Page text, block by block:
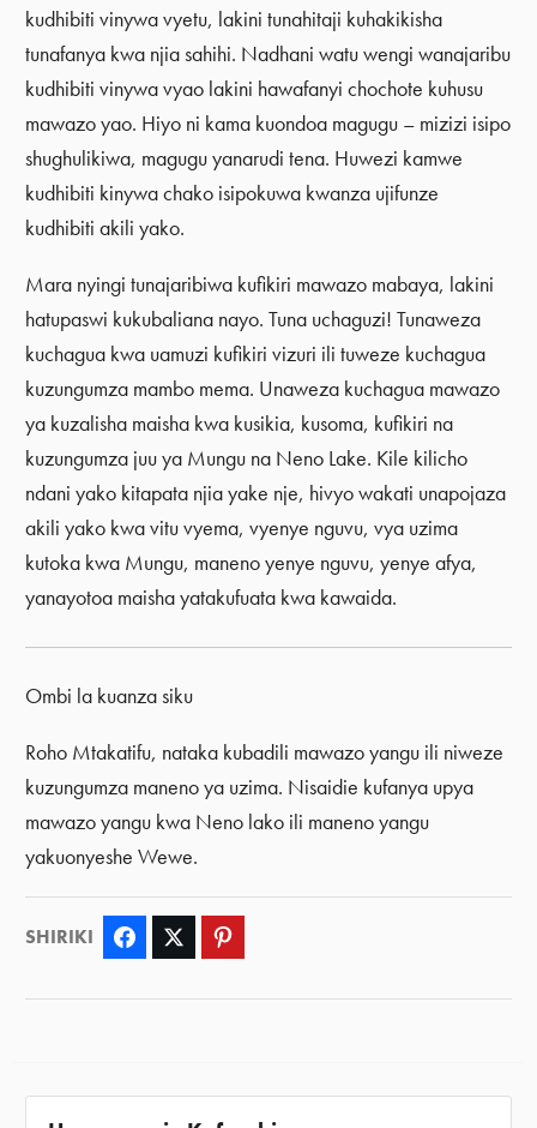
kudhibiti vinywa vyetu, lakini tunahitaji kuhakikisha
tunafanya kwa njia sahihi. Nadhani watu wengi wanajaribu
kudhibiti vinywa vyao lakini hawafanyi chochote kuhusu
mawazo yao. Hiyo ni kama kuondoa magugu – mizizi isipo
shughulikiwa, magugu yanarudi tena. Huwezi kamwe
kudhibiti kinywa chako isipokuwa kwanza ujifunze
kudhibiti akili yako.
Mara nyingi tunajaribiwa kufikiri mawazo mabaya, lakini
hatupaswi kukubaliana nayo. Tuna uchaguzi! Tunaweza
kuchagua kwa uamuzi kufikiri vizuri ili tuweze kuchagua
kuzungumza mambo mema. Unaweza kuchagua mawazo
ya kuzalisha maisha kwa kusikia, kusoma, kufikiri na
kuzungumza juu ya Mungu na Neno Lake. Kile kilicho
ndani yako kitapata njia yake nje, hivyo wakati unapojaza
akili yako kwa vitu vyema, vyenye nguvu, vya uzima
kutoka kwa Mungu, maneno yenye nguvu, yenye afya,
yanayotoa maisha yatakufuata kwa kawaida.
Ombi la kuanza siku
Roho Mtakatifu, nataka kubadili mawazo yangu ili niweze
kuzungumza maneno ya uzima. Nisaidie kufanya upya
mawazo yangu kwa Neno lako ili maneno yangu
yakuonyeshe Wewe.
SHIRIKI Facebook Twitter